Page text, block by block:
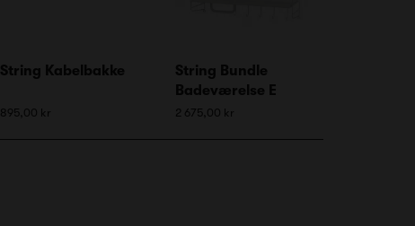
String Kabelbakke
895,00 kr
String Bundle
Badeværelse E
2 675,00 kr